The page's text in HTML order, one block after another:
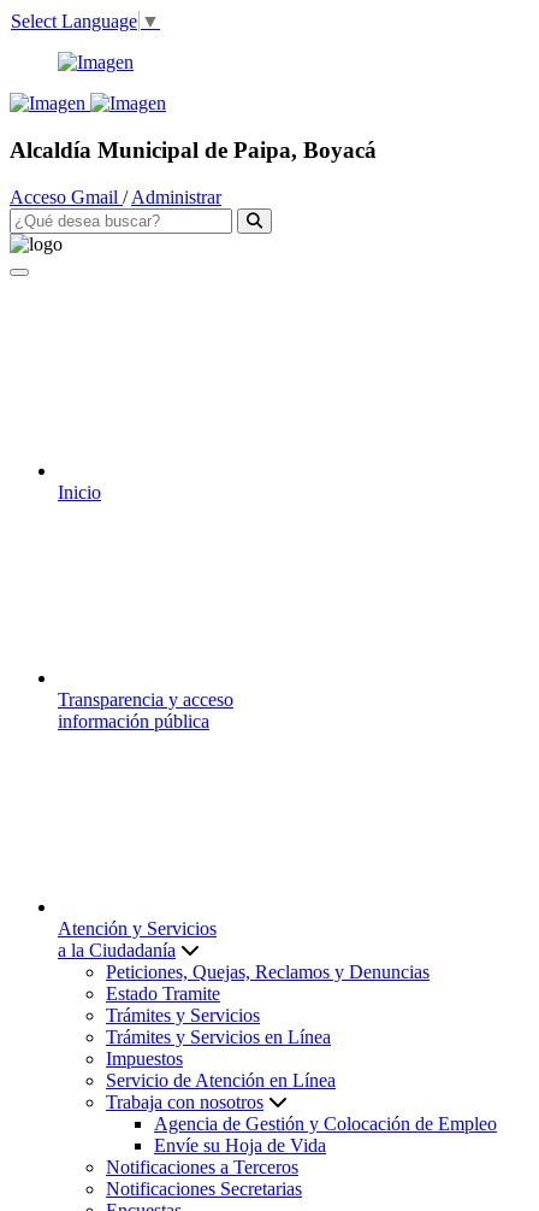
Select Language ▼
Alcaldía Municipal de Paipa, Boyacá
Acceso Gmail /Administrar
Inicio
Transparencia y acceso
información pública
Atención y Servicios
a la Ciudadanía
Peticiones, Quejas, Reclamos y Denuncias
Estado Tramite
Trámites y Servicios
Trámites y Servicios en Línea
Impuestos
Servicio de Atención en Línea
Trabaja con nosotros
Agencia de Gestión y Colocación de Empleo
Envíe su Hoja de Vida
Notificaciones a Terceros
Notificaciones Secretarias